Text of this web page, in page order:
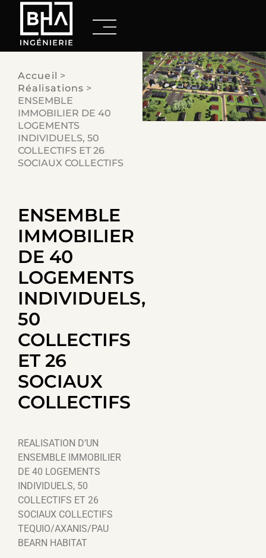
Accueil >
Réalisations >
ENSEMBLE
IMMOBILIER DE 40
LOGEMENTS
INDIVIDUELS, 50
COLLECTIFS ET 26
SOCIAUX COLLECTIFS
ENSEMBLE
IMMOBILIER
DE 40
LOGEMENTS
INDIVIDUELS,
50
COLLECTIFS
ET 26
SOCIAUX
COLLECTIFS
REALISATION D’UN
ENSEMBLE IMMOBILIER
DE 40 LOGEMENTS
INDIVIDUELS, 50
COLLECTIFS ET 26
SOCIAUX COLLECTIFS
TEQUIO/AXANIS/PAU
BEARN HABITAT